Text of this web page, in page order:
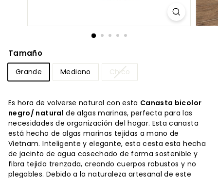
Tamaño
Grande Mediano Chico
Es hora de volverse natural con esta Canasta bicolor
negro/ natural de algas marinas, perfecta para las
necesidades de organización del hogar. Esta canasta
está hecho de algas marinas tejidas a mano de
Vietnam.Inteligente y elegante, esta cesta esta hecha
de jacinto de agua cosechado de forma sostenible y
fibra tejida trenzada, creando cuerpos robustos y no
plegables. Debido a la naturaleza artesanal de este